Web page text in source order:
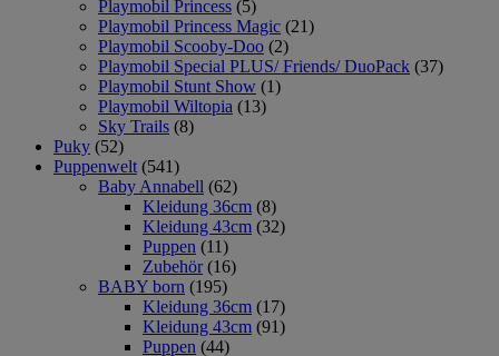
Playmobil Princess (5)
Playmobil Princess Magic (21)
Playmobil Scooby-Doo (2)
Playmobil Special PLUS/ Friends/ DuoPack (37)
Playmobil Stunt Show (1)
Playmobil Wiltopia (13)
Sky Trails (8)
Puky (52)
Puppenwelt (541)
Baby Annabell (62)
Kleidung 36cm (8)
Kleidung 43cm (32)
Puppen (11)
Zubehör (16)
BABY born (195)
Kleidung 36cm (17)
Kleidung 43cm (91)
Puppen (44)